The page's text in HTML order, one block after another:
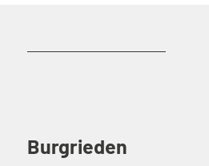
Burgrieden